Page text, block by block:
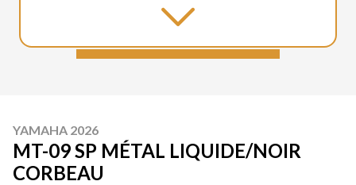
YAMAHA 2026
MT-09 SP MÉTAL LIQUIDE/NOIR
CORBEAU